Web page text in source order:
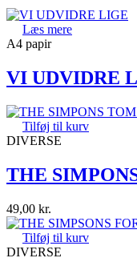
Læs mere
A4 papir
VI UDVIDRE
Tilføj til kurv
DIVERSE
THE
49,00 kr.
Tilføj til kurv
DIVERSE